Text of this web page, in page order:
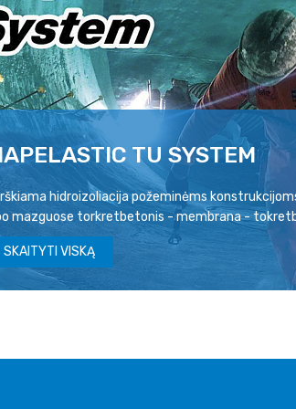
TU SYSTEM
hidroizoliacija požeminėms
mazguose torkretbetonis - membrana -
SKAITYTI VISKĄ